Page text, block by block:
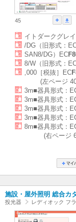
45
イトダークグレ
/DG（旧形式：
SAN8/DG）ECF8
8/W（旧形式：
,000［税抜］EC
(左ページ
3m■器具形式：
3m■器具形式：
3m■器具形式：
3m■器具形式：
8m■器具形式：
(右ページ
施設・屋外照明 総合カ
投光器 レディオック フ